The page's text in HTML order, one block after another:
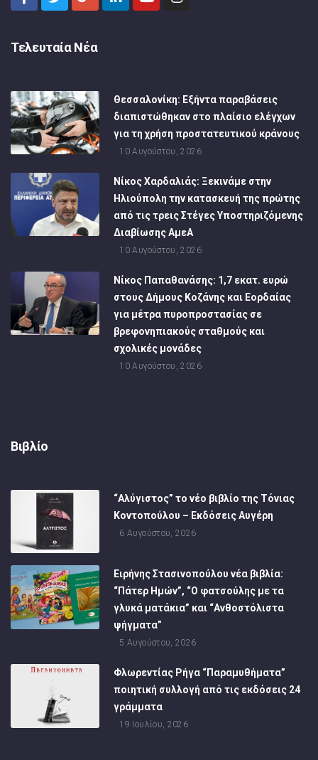
Τελευταία Νέα
Θεσσαλονίκη: Εξήντα παραβάσεις
διαπιστώθηκαν στο πλαίσιο ελέγχων
για τη χρήση προστατευτικού κράνους
10 Αυγούστου, 2026
Νίκος Χαρδαλιάς: Ξεκινάμε στην
Ηλιούπολη την κατασκευή της πρώτης
από τις τρεις Στέγες Υποστηριζόμενης
Διαβίωσης ΑμεΑ
10 Αυγούστου, 2026
Νίκος Παπαθανάσης: 1,7 εκατ. ευρώ
στους Δήμους Κοζάνης και Εορδαίας
για μέτρα πυροπροστασίας σε
βρεφονηπιακούς σταθμούς και
σχολικές μονάδες
10 Αυγούστου, 2026
Βιβλίο
“Αλύγιστος” το νέο βιβλίο της Τόνιας
Κοντοπούλου – Εκδόσεις Αυγέρη
6 Αυγούστου, 2026
Ειρήνης Στασινοπούλου νέα βιβλία:
“Πάτερ Ημών”, “Ο φατσούλης με τα
γλυκά ματάκια” και “Ανθοστόλιστα
ψήγματα”
5 Αυγούστου, 2026
Φλωρεντίας Ρήγα “Παραμυθήματα”
ποιητική συλλογή από τις εκδόσεις 24
γράμματα
19 Ιουλίου, 2026